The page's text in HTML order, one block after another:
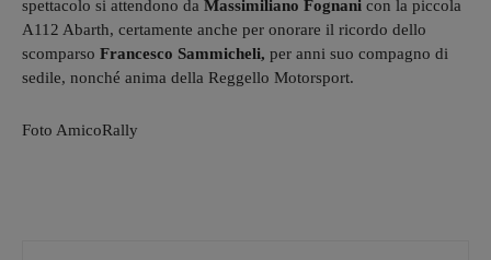
spettacolo si attendono da Massimiliano Fognani con la piccola
A112 Abarth, certamente anche per onorare il ricordo dello
scomparso Francesco Sammicheli, per anni suo compagno di
sedile, nonché anima della Reggello Motorsport.
Foto AmicoRally